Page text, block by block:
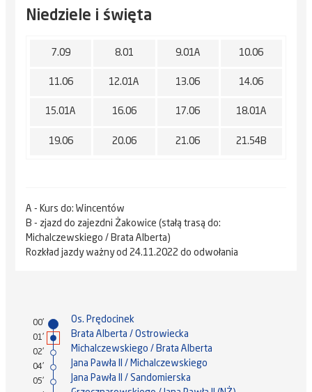
Niedziele i święta
7.09 8.01 9.01A 10.06
11.06 12.01A 13.06 14.06
15.01A 16.06 17.06 18.01A
19.06 20.06 21.06 21.54B
A - Kurs do: Wincentów
B - zjazd do zajezdni Żakowice (stałą trasą do:
Michalczewskiego / Brata Alberta)
Rozkład jazdy ważny od 24.11.2022 do odwołania
00' Os. Prędocinek
01' Brata Alberta / Ostrowiecka
02' Michalczewskiego / Brata Alberta
04' Jana Pawła II / Michalczewskiego
05' Jana Pawła II / Sandomierska